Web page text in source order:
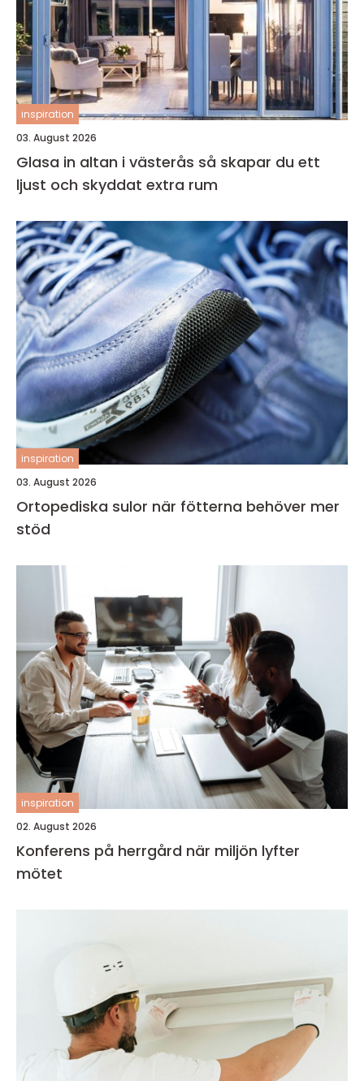
inspiration
03. August 2026
Glasa in altan i västerås så skapar du ett
ljust och skyddat extra rum
inspiration
03. August 2026
Ortopediska sulor när fötterna behöver mer
stöd
inspiration
02. August 2026
Konferens på herrgård när miljön lyfter
mötet